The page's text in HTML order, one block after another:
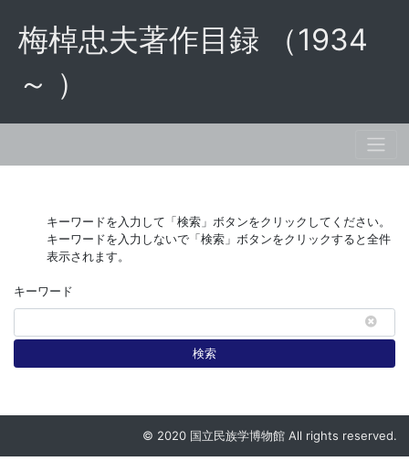
梅棹忠夫著作目録 （1934
～ ）
キーワードを入力して「検索」ボタンをクリックしてください。
キーワードを入力しないで「検索」ボタンをクリックすると全件
表示されます。
キーワード
検索
© 2020 国立民族学博物館 All rights reserved.